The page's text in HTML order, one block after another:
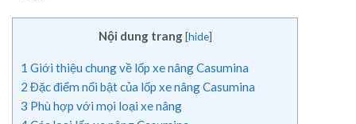
Nội dung trang [hide]
1 Giới thiệu chung về lốp xe nâng Casumina
2 Đặc điểm nổi bật của lốp xe nâng Casumina
3 Phù hợp với mọi loại xe nâng